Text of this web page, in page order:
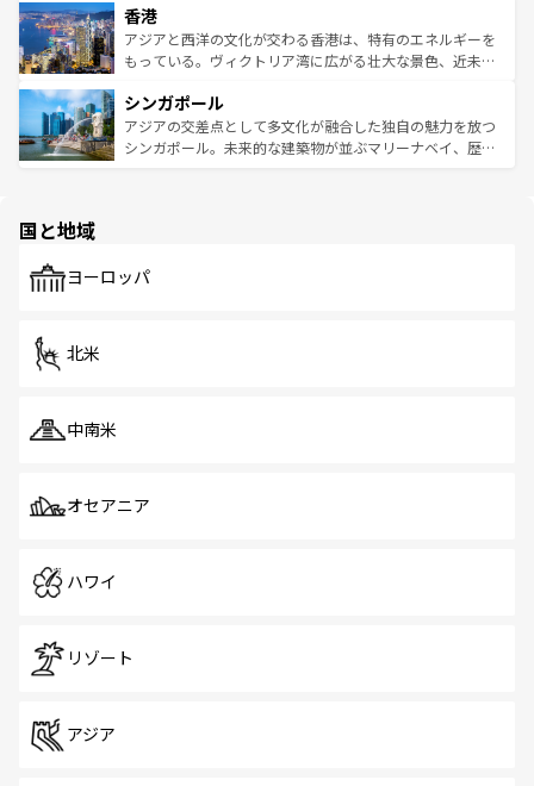
とつ。フォーやバインミー、ベトナムコーヒーなどは、ぜ
ひ現地で味わいたい。どの地域を訪れてもあたたかい人々
が旅行者を迎えてくれるので、きっと忘れられない旅にな
参照してほしい。
の活気が交差している。北部ではチェンマイなどの山岳地
帯で自然と触れ合い、南部ではプーケットやクラビの美し
いビーチでリゾート気分を楽しむことができる。タイ料理
激する。気候は一年中温暖で、どの季節にも異なる楽しみ
が待っている。親しみやすいタイの人々、仏教を中心とし
た文化、そして多様な観光資源が、訪れる旅人を魅了し続
香港
アジアと西洋の文化が交わる香港は、特有のエネルギーを
もっている。ヴィクトリア湾に広がる壮大な景色、近未来
み、どこを訪れても感動するはず。観光スポットが密集し
ており、効率よく見どころを回れるのも魅力。息をのむよ
うな絶景から文化的な体験まで、香港を存分に楽しみ尽く
シンガポール
アジアの交差点として多文化が融合した独自の魅力を放つ
シンガポール。未来的な建築物が並ぶマリーナベイ、歴史
で、ホーカーズは地元の風情を楽しめる外せないスポット
国と地域
ヨーロッパ
北米
中南米
オセアニア
ハワイ
リゾート
アジア